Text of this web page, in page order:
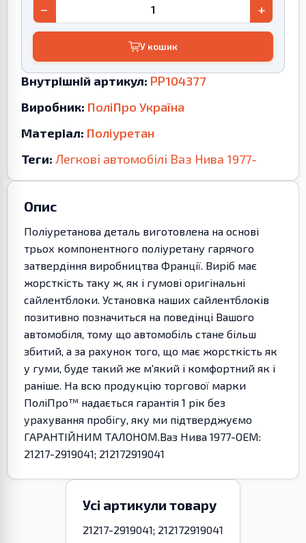
− +
У кошик
Внутрішній артикул: PP104377
Виробник: ПоліПро Україна
Матеріал: Поліуретан
Теги: Легкові автомобілі Ваз Нива 1977-
Опис
Поліуретанова деталь виготовлена на основі
трьох компонентного поліуретану гарячого
затвердіння виробництва Франції. Виріб має
жорсткість таку ж, як і гумові оригінальні
сайлентблоки. Установка наших сайлентблоків
позитивно позначиться на поведінці Вашого
автомобіля, тому що автомобіль стане більш
збитий, а за рахунок того, що має жорсткість як
у гуми, буде такий же м'який і комфортний як і
раніше. На всю продукцію торгової марки
ПоліПро™ надається гарантія 1 рік без
урахування пробігу, яку ми підтверджуємо
ГАРАНТІЙНИМ ТАЛОНОМ.Ваз Нива 1977-OEM:
21217-2919041; 212172919041
Усі артикули товару
21217-2919041; 212172919041